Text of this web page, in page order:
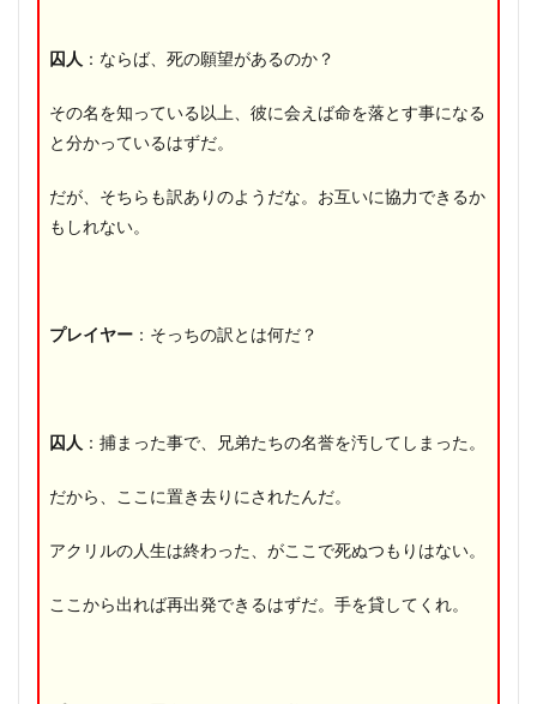
囚人 ：ならば、死の願望があるのか？
その名を知っている以上、彼に会えば命を落とす事になる
と分かっているはずだ。
だが、そちらも訳ありのようだな。お互いに協力できるか
もしれない。
プレイヤー ：そっちの訳とは何だ？
囚人 ：捕まった事で、兄弟たちの名誉を汚してしまった。
だから、ここに置き去りにされたんだ。
アクリルの人生は終わった、がここで死ぬつもりはない。
ここから出れば再出発できるはずだ。手を貸してくれ。